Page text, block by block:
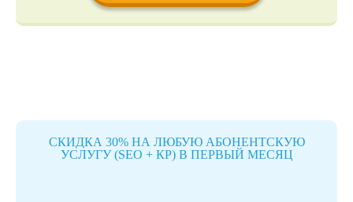
СКИДКА 30% НА ЛЮБУЮ АБОНЕНТСКУЮ
УСЛУГУ (SEO + КР) В ПЕРВЫЙ МЕСЯЦ